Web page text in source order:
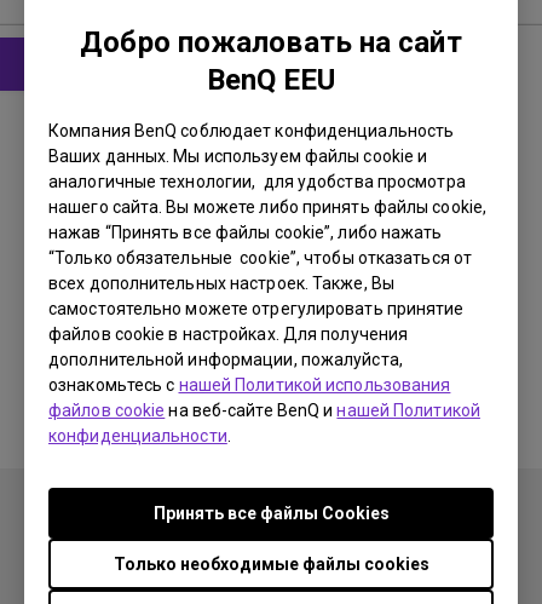
Добро пожаловать на сайт
BenQ EEU
Компания BenQ соблюдает конфиденциальность
Ваших данных. Мы используем файлы cookie и
аналогичные технологии, для удобства просмотра
нашего сайта. Вы можете либо принять файлы cookie,
нажав “Принять все файлы cookie”, либо нажать
“Только обязательные cookie”, чтобы отказаться от
всех дополнительных настроек. Также, Вы
самостоятельно можете отрегулировать принятие
файлов cookie в настройках. Для получения
дополнительной информации, пожалуйста,
ознакомьтесь с нашей Политикой использования
файлов cookie на веб-сайте BenQ инашей Политикой
конфиденциальности
Только необходимые файлы cookies
Принять все файлы Сookies
DMS Local WW
OS:Windows
OS Version:
Версия: V 3.2.9.0
Обновить:2025/07/10
Размер файла:88.61 MB
Продукция